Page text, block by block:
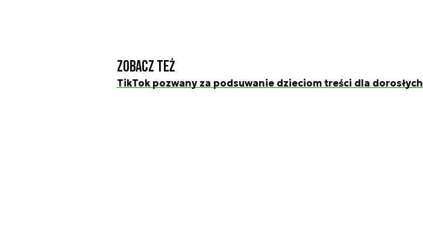
Zobacz też
TikTok pozwany za podsuwanie dzieciom treści dla dorosłych